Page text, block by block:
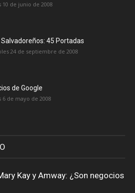
10 de junio de 2008
Salvadoreños: 45 Portadas
24 de septiembre de 2008
de Google
6 de mayo de 2008
Kay y Amway: ¿Son negocios